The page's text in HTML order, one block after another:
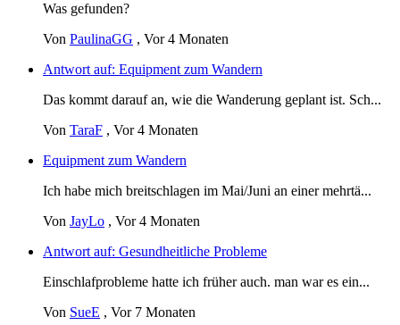
Was gefunden?
Von PaulinaGG , Vor 4 Monaten
Antwort auf: Equipment zum Wandern
Das kommt darauf an, wie die Wanderung geplant ist. Sch...
Von TaraF , Vor 4 Monaten
Equipment zum Wandern
Ich habe mich breitschlagen im Mai/Juni an einer mehrtä...
Von JayLo , Vor 4 Monaten
Antwort auf: Gesundheitliche Probleme
Einschlafprobleme hatte ich früher auch. man war es ein...
Von SueE , Vor 7 Monaten